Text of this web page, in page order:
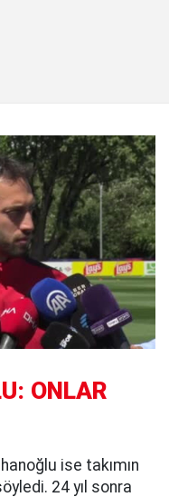
ONLAR
ise takımın
24 yıl sonra